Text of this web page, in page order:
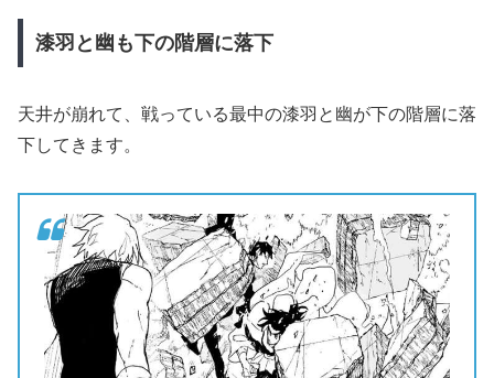
漆羽と幽も下の階層に落下
天井が崩れて、戦っている最中の漆羽と幽が下の階層に落
下してきます。